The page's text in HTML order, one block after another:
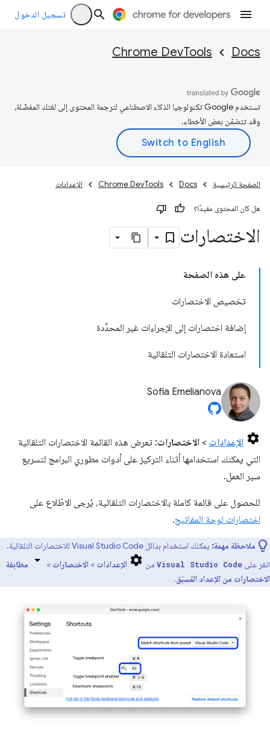
تسجيل الدخول
Docs
Chrome DevTools
تستخدم Google تكنولوجيا الذكاء الاصطناعي لترجمة المحتوى إلى لغتك المفضّلة،
وقد تتضمّن بعض الأخطاء.
الصفحة الرئيسية Docs
Chrome DevTools الإعدادات
هل كان المحتوى مفيدًا؟
الاختصارات
على هذه الصفحة
تخصيص الاختصارات
إضافة اختصارات إلى الإجراءات غير المحدَّدة
استعادة الاختصارات التلقائية
Sofia Emelianova
الإعدادات > الاختصارات: تعرض هذه القائمة الاختصارات التلقائية
التي يمكنك استخدامها أثناء التركيز على أدوات مطوري البرامج لتسريع
سير العمل.
للحصول على قائمة كاملة بالاختصارات التلقائية، يُرجى الاطّلاع على
اختصارات لوحة المفاتيح.
ملاحظة مهمة:
يمكنك استخدام بدائل Visual Studio Code للاختصارات التلقائية.
انقر على Visual Studio Code من الإعدادات > الاختصارات >
مطابقة
الاختصارات من الإعداد المُسبَق.